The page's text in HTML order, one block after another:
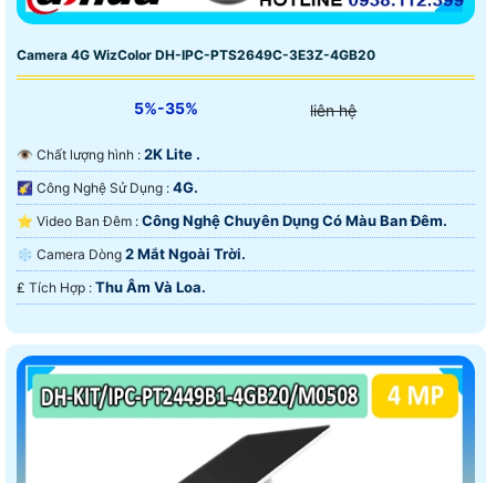
Camera 4G WizColor DH-IPC-PTS2649C-3E3Z-4GB20
5%-35% liên hệ
👁 Chất lượng hình : 2K Lite .
🌠 Công Nghệ Sử Dụng : 4G.
⭐ Video Ban Đêm : Công Nghệ Chuyên Dụng Có Màu Ban Ðêm.
❄ Camera Dòng 2 Mắt Ngoài Trời.
️₤ Tích Hợp : Thu Âm Và Loa.